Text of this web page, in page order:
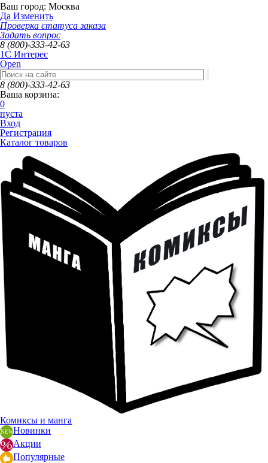
Ваш город: Москва
Да Изменить
Проверка статуса заказа
Задать вопрос
8 (800)-333-42-63
1C Интерес
Open
8 (800)-333-42-63
Ваша корзина:
0
пуста
Вход
Регистрация
Каталог товаров
Комиксы и манга
Новинки
Акции
Популярные